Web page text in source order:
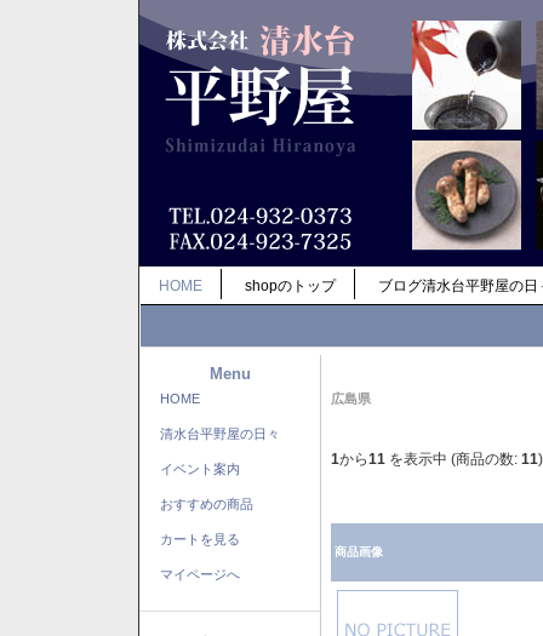
HOME shopのトップ ブログ清水台平野屋の日
Menu
HOME
清水台平野屋の日々
イベント案内
おすすめの商品
カートを見る
マイページへ
広島県
1から11 を表示中 (商品の数: 11)
商品画像